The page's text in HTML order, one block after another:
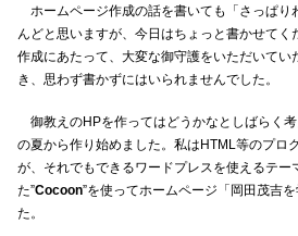
ホームページ作成の話を書いても「さっぱり
んどと思いますが、今日はちょっと書かせてく
作成にあたって、大変な御守護をいただいてい
き、思わず書かずにはいられませんでした。
御教えのHPを作ってはどうかなとしばらく
の夏から作り始めました。私はHTML等のプロ
が、それでもできるワードプレスを使えるテー
た”Cocoon”を使ってホームページ「岡田茂吉
た。